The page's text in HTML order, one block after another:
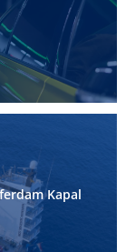
Kapal